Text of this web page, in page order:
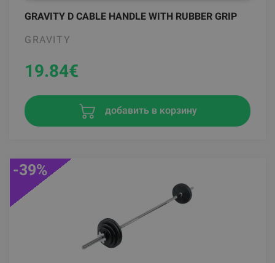
GRAVITY D CABLE HANDLE WITH RUBBER GRIP
GRAVITY
19.84€
добавить в корзину
-39%